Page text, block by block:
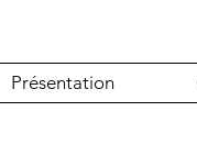
Présentation